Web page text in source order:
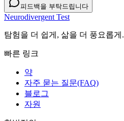
피드백을 부탁드립니다
Neurodivergent Test
탐험을 더 쉽게, 삶을 더 풍요롭게.
빠른 링크
약
자주 묻는 질문(FAQ)
블로그
자원